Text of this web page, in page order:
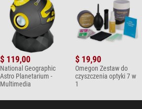
$ 119,00
National Geographic
Astro Planetarium -
Multimedia
$ 19,90
Omegon Zestaw do
czyszczenia optyki 7 w
1